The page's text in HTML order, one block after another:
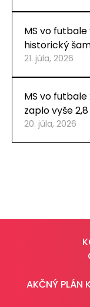
MS vo
historický
21. júla, 2026
MS vo futbale
zaplo vyše
20. júla, 2026
AKČNÝ PLÁN